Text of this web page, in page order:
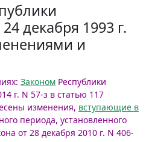
декабря 1993 г.
и
Законом Республики
г. N 57-з в статью 117
изменения, вступающие в
периода, установленного
от 28 декабря 2010 г. N 406-